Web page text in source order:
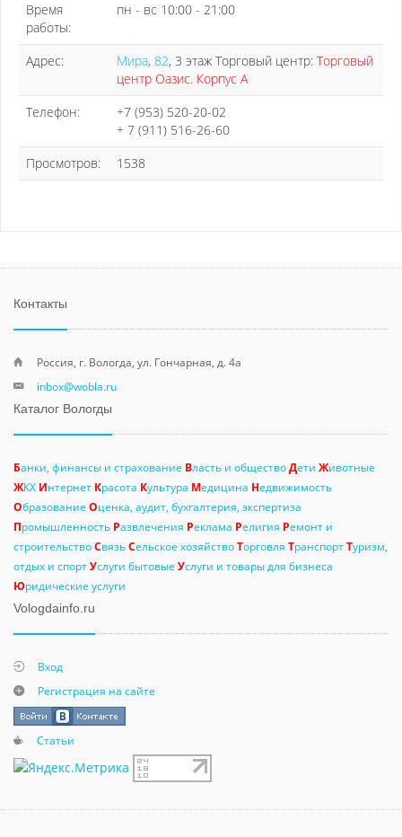
Время
работы:
пн - вс 10:00 - 21:00
Адрес: Мира, 82, 3 этаж Торговый центр: Торговый
центр Оазис. Корпус А
Телефон:
+7 (953) 520-20-02
+ 7 (911) 516-26-60
Просмотров:
1538
Контакты
Россия, г. Вологда, ул. Гончарная, д. 4а
inbox@wobla.ru
Каталог Вологды
Банки, финансы и страхование Власть и обществоДети Животные
ЖКХ Интернет Красота Культура Медицина Недвижимость
Образование Оценка, аудит, бухгалтерия, экспертиза
Промышленность Развлечения Реклама Религия Ремонт и
строительствоСвязьСельское хозяйствоТорговля ТранспортТуризм,
отдых и спортУслуги бытовые Услуги и товары для бизнеса
Юридические услуги
Vologdainfo.ru
Вход
Регистрация на сайте
Статьи